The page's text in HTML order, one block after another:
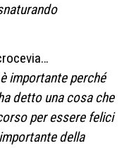
importante perché
detto una cosa che
per essere felici
della